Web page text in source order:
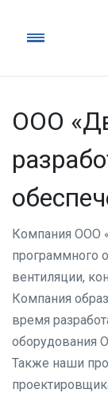
ООО
Компания ООО
программного
вентиляции,
Компания
время
оборудования
Также наши